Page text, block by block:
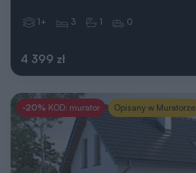
4 399 zł
1+ 3 1 0
-20% KOD: murator Opisany w Muratorze